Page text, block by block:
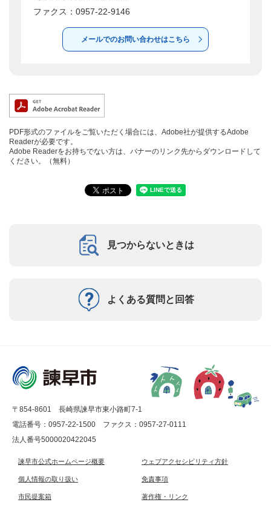
ファクス：0957-22-9146
メールでのお問い合わせはこちら
PDF形式のファイルをご覧いただく場合には、Adobe社が提供するAdobe
Readerが必要です。
Adobe Readerをお持ちでない方は、バナーのリンク先からダウンロードして
ください。（無料）
見つからないときは
よくある質問と回答
〒854-8601 長崎県諫早市東小路町7-1
電話番号：0957-22-1500
ファクス：0957-27-0111
法人番号5000020422045
諫早市公式ホームページ概要 ウェブアクセシビリティ方針
個人情報の取り扱い 免責事項
市民提案箱 著作権・リンク